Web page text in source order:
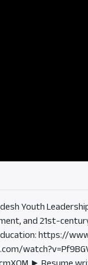
Youth
and 21st-
https://